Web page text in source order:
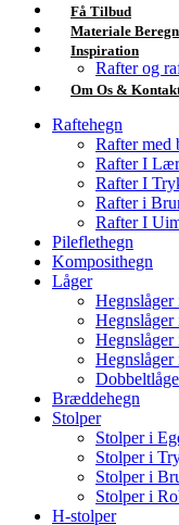
Få Tilbud
Materiale
Inspiration
Rafter og
Om Os &
Raftehegn
Rafter med
Rafter I
Rafter I
Rafter i
Rafter I
Pileflethegn
Komposithegn
Låger
Hegnslåger
Bræddehegn
Stolper
Stolper i
Stolper i
Stolper i
Stolper i
H-stolper